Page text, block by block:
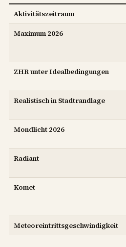
Aktivitätszeitraum
Maximum 2026
ZHR unter Idealbedingungen
Realistisch in Stadtrandlage
Mondlicht 2026
Radiant
Komet
Meteoreintrittsgeschwindigkeit